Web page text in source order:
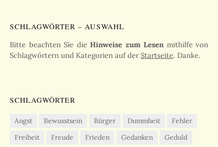
SCHLAGWÖRTER – AUSWAHL
Bitte beachten Sie dieHinweise zum Lesenmithilfe von
Schlagwörtern und Kategorien auf der Startseite. Danke.
SCHLAGWÖRTER
Angst Bewusstsein Bürger Dummheit
Fehler
Freiheit
Freude Frieden Gedanken
Geduld